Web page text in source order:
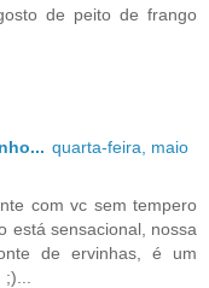
de peito de frango
quarta-feira, maio
com vc sem tempero
está sensacional, nossa
de ervinhas, é um